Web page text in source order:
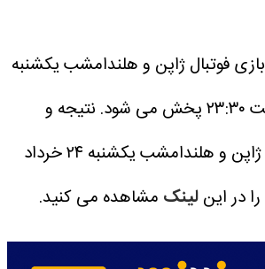
بازی فوتبال ژاپن و هلندامشب یکشنبه
نتیجه و
خلاصه بازی فوتبال ژاپن و هلندامشب یکشنبه ۲۴ خرداد
لینک مشاهده می کنید.